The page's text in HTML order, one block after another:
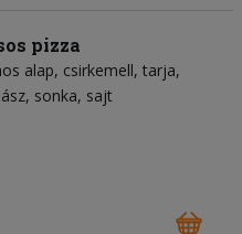
pizza
alap csirkemell tarja
sonka sajt